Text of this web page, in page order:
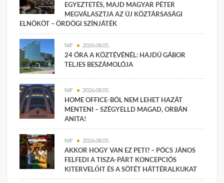
EGYEZTETÉS, MAJD MAGYAR PÉTER
MEGVÁLASZTJA AZ ÚJ KÖZTÁRSASÁGI
ELNÖKÖT – ÖRDÖGI SZÍNJÁTÉK
NIF 2026.08.05.
24 ÓRA A KÖZTÉVÉNÉL: HAJDÚ GÁBOR
TELJES BESZÁMOLÓJA
NIF 2026.08.05.
HOME OFFICE-BÓL NEM LEHET HAZÁT
MENTENI – SZÉGYELLD MAGAD, ORBÁN
ANITA!
NIF 2026.08.05.
AKKOR HOGY VAN EZ PETI? – PÓCS JÁNOS
FELFEDI A TISZA-PÁRT KONCEPCIÓS
KITERVELŐIT ÉS A SÖTÉT HÁTTÉRALKUKAT